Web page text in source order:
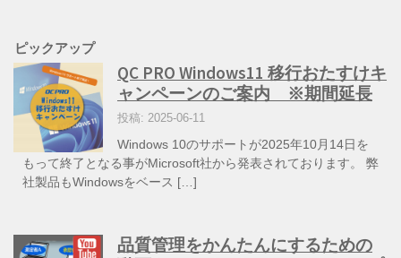
ピックアップ
QC PRO Windows11 移行おたすけキ
ャンペーンのご案内 ※期間延長
投稿: 2025-06-11
Windows 10のサポートが2025年10月14日を
もって終了となる事がMicrosoft社から発表されております。 弊
社製品もWindowsをベース […]
品質管理をかんたんにするための